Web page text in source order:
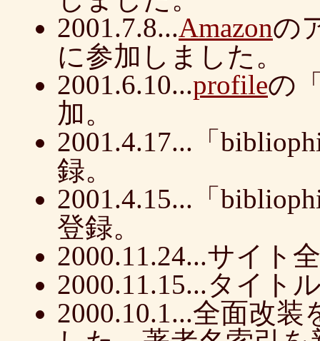
2001.7.8...Amazonの
に参加しました。
2001.6.10...profileの
加。
2001.4.17...「
録。
2001.4.15...「
登録。
2000.11.24...サイト
2000.11.15...タイト
2000.10.1...全面改